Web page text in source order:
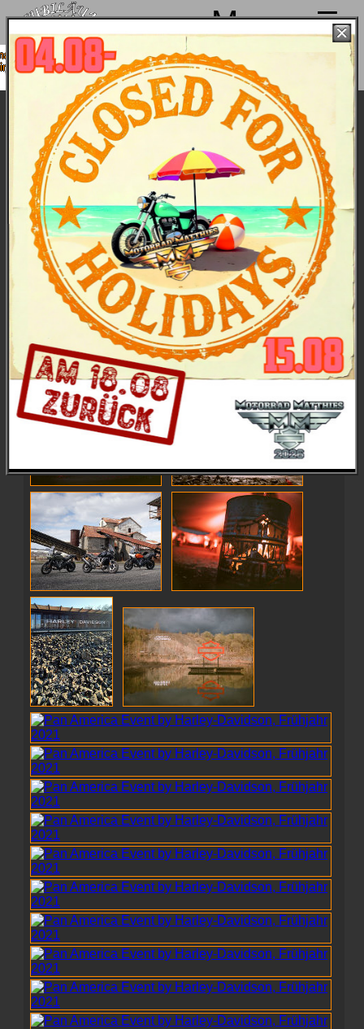
Menu
von 4. bis 15.08. Sommerpause
ab 18.08. wieder mit voller Power für
Pan America Event by Harley-Davidson,
Frühjahr 2021
Die neue Pan America vorab ganz genau und vor
allem in der Praxis kennenzulernen - dieses Muss für
Dealer-Member bot 2021 Harley-Davidson. Für das
Team von Motorrad-Matthies-Team waren voll
begeistert dabei: Anita (Verkauf), Chris (Werkstatt)
und Walter (Offroad). Und das gab es: